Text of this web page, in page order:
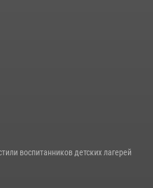
охраны Росгвардии провели
воспитанников детских лагерей